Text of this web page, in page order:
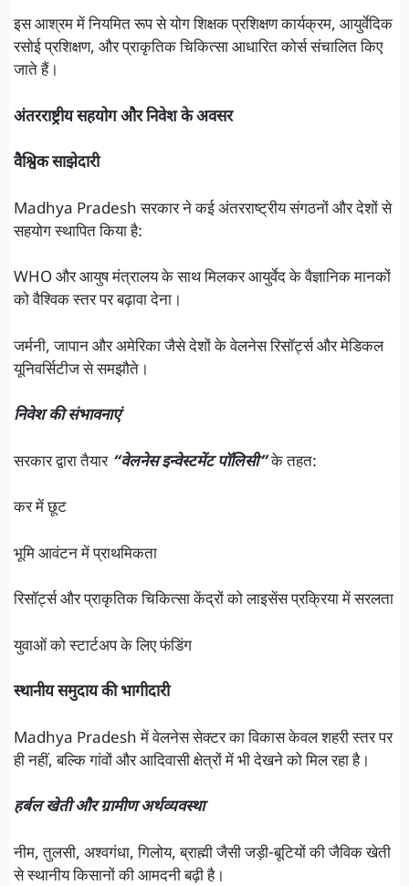
इस आश्रम में नियमित रूप से योग शिक्षक प्रशिक्षण कार्यक्रम, आयुर्वेदिक
रसोई प्रशिक्षण, और प्राकृतिक चिकित्सा आधारित कोर्स संचालित किए
जाते हैं।
अंतरराष्ट्रीय सहयोग और निवेश के अवसर
वैश्विक साझेदारी
Madhya Pradesh सरकार ने कई अंतरराष्ट्रीय संगठनों और देशों से
सहयोग स्थापित किया है:
WHO और आयुष मंत्रालय के साथ मिलकर आयुर्वेद के वैज्ञानिक मानकों
को वैश्विक स्तर पर बढ़ावा देना।
जर्मनी, जापान और अमेरिका जैसे देशों के वेलनेस रिसॉर्ट्स और मेडिकल
यूनिवर्सिटीज से समझौते।
निवेश की संभावनाएं
सरकार द्वारा तैयार “वेलनेस इन्वेस्टमेंट पॉलिसी”के तहत:
कर में छूट
भूमि आवंटन में प्राथमिकता
रिसॉर्ट्स और प्राकृतिक चिकित्सा केंद्रों को लाइसेंस प्रक्रिया में सरलता
युवाओं को स्टार्टअप के लिए फंडिंग
स्थानीय समुदाय की भागीदारी
Madhya Pradesh में वेलनेस सेक्टर का विकास केवल शहरी स्तर पर
ही नहीं, बल्कि गांवों और आदिवासी क्षेत्रों में भी देखने को मिल रहा है।
हर्बल खेती और ग्रामीण अर्थव्यवस्था
नीम, तुलसी, अश्वगंधा, गिलोय, ब्राह्मी जैसी जड़ी-बूटियों की जैविक खेती
से स्थानीय किसानों की आमदनी बढ़ी है।